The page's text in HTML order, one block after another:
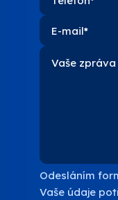
Odesláním
Vaše údaje